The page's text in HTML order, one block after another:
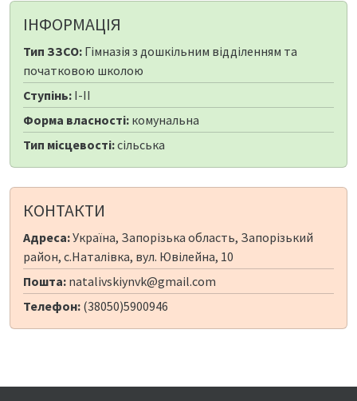
ІНФОРМАЦІЯ
Тип ЗЗСО: Гімназія з дошкільним відділенням та
початковою школою
Ступінь: I-II
Форма власності: комунальна
Тип місцевості:сільська
КОНТАКТИ
Адреса:Україна, Запорізька область, Запорізький
район, с.Наталівка, вул. Ювілейна, 10
Пошта: natalivskiynvk@gmail.com
Телефон: (38050)5900946